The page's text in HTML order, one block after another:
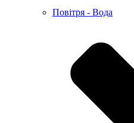
Повітря - Вода